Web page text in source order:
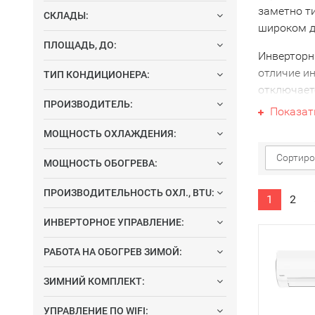
СКЛАДЫ:
ПЛОЩАДЬ, ДО:
ТИП КОНДИЦИОНЕРА:
ПРОИЗВОДИТЕЛЬ:
МОЩНОСТЬ ОХЛАЖДЕНИЯ:
МОЩНОСТЬ ОБОГРЕВА:
ПРОИЗВОДИТЕЛЬНОСТЬ ОХЛ., BTU:
ИНВЕРТОРНОЕ УПРАВЛЕНИЕ:
РАБОТА НА ОБОГРЕВ ЗИМОЙ:
ЗИМНИЙ КОМПЛЕКТ:
УПРАВЛЕНИЕ ПО WIFI:
заметно
широком
отличие
один раз
Full
1 2